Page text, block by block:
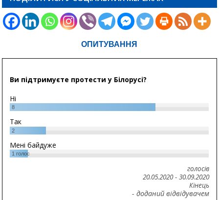
ОПИТУВАННЯ
Ви підтримуєте протести у Білорусі?
Ні
8
Так
2
Мені байдуже
1 голос
голосів
20.05.2020- 30.09.2020
Кінець
- доданий відвідувачем